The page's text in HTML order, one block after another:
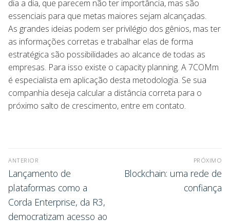
dia a dia, que parecem não ter importância, mas são
essenciais para que metas maiores sejam alcançadas.
As grandes ideias podem ser privilégio dos gênios, mas ter
as informações corretas e trabalhar elas de forma
estratégica são possibilidades ao alcance de todas as
empresas. Para isso existe o capacity planning. A 7COMm
é especialista em aplicação desta metodologia. Se sua
companhia deseja calcular a distância correta para o
próximo salto de crescimento, entre em contato.
ANTERIOR
Lançamento de
plataformas como a
Corda Enterprise, da R3,
democratizam acesso ao
PRÓXIMO
Blockchain: uma rede de
confiança